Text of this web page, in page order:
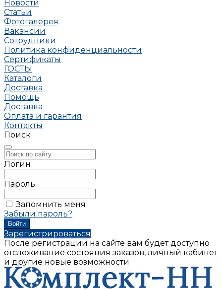
Новости
Статьи
Фотогалерея
Вакансии
Сотрудники
Политика конфиденциальности
Сертификаты
ГОСТЫ
Каталоги
Доставка
Помощь
Доставка
Оплата и гарантия
Контакты
Поиск
Логин
Пароль
Запомнить меня
Забыли пароль?
Зарегистрироваться
После регистрации на сайте вам будет доступно
отслеживание состояния заказов, личный кабинет
и другие новые возможности